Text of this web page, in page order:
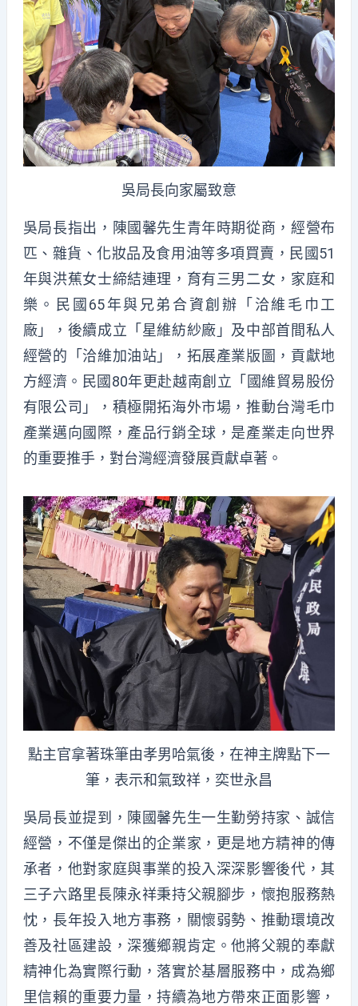
吳局長向家屬致意
吳局長指出，陳國馨先生青年時期從商，經營布
匹、雜貨、化妝品及食用油等多項買賣，民國51
年與洪蕉女士締結連理，育有三男二女，家庭和
樂。民國65年與兄弟合資創辦「洽維毛巾工
廠」，後續成立「星維紡紗廠」及中部首間私人
經營的「洽維加油站」，拓展產業版圖，貢獻地
方經濟。民國80年更赴越南創立「國維貿易股份
有限公司」，積極開拓海外市場，推動台灣毛巾
產業邁向國際，產品行銷全球，是產業走向世界
的重要推手，對台灣經濟發展貢獻卓著。
點主官拿著珠筆由孝男哈氣後，在神主牌點下一
筆，表示和氣致祥，奕世永昌
吳局長並提到，陳國馨先生一生勤勞持家、誠信
經營，不僅是傑出的企業家，更是地方精神的傳
承者，他對家庭與事業的投入深深影響後代，其
三子六路里長陳永祥秉持父親腳步，懷抱服務熱
忱，長年投入地方事務，關懷弱勢、推動環境改
善及社區建設，深獲鄉親肯定。他將父親的奉獻
精神化為實際行動，落實於基層服務中，成為鄉
里信賴的重要力量，持續為地方帶來正面影響，